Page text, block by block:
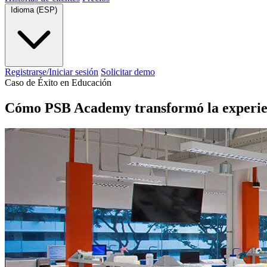
Idioma (ESP)
Registrarse/Iniciar sesión Solicitar demo
Caso de Éxito en Educación
Cómo PSB Academy transformó la